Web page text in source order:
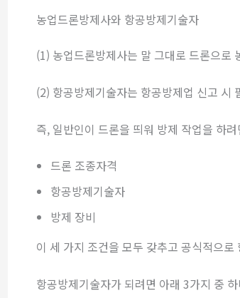
농업드론방제사와 항공방제기술자
(1) 농업드론방제사는 말 그대로 드론으로
(2) 항공방제기술자는 항공방제업 신고 시
즉, 일반인이 드론을 띄워 방제 작업을 하려
드론 조종자격
항공방제기술자
방제 장비
이 세 가지 조건을 모두 갖추고 공식적으
항공방제기술자가 되려면 아래 3가지 중